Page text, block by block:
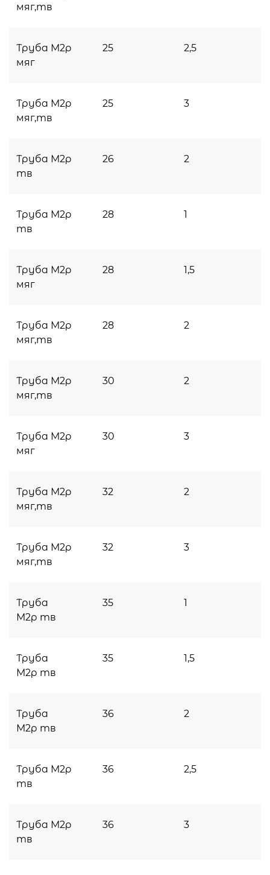
мяг,тв
Труба М2р
мяг
25 2,5
Труба М2р
мяг,тв
25 3
Труба М2р
тв
26 2
Труба М2р
тв
28 1
Труба М2р
мяг
28 1,5
Труба М2р
мяг,тв
28 2
Труба М2р
мяг,тв
30 2
Труба М2р
мяг
30 3
Труба М2р
мяг,тв
32 2
Труба М2р
мяг,тв
32 3
Труба
М2р тв
35 1
Труба
М2р тв
35 1,5
Труба
М2р тв
36 2
Труба М2р
тв
36 2,5
Труба М2р
тв
36 3